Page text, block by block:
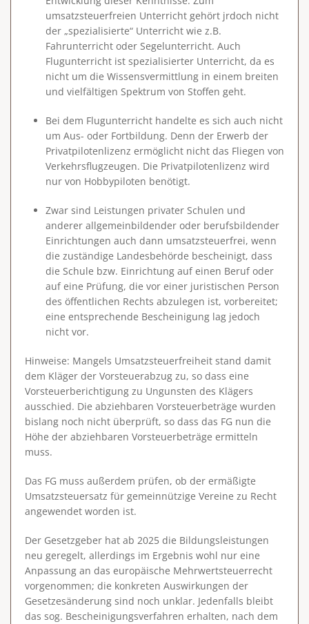
umsatzsteuerfreien Unterricht gehört jrdoch nicht
der „spezialisierte“ Unterricht wie z.B.
Fahrunterricht oder Segelunterricht. Auch
Flugunterricht ist spezialisierter Unterricht, da es
nicht um die Wissensvermittlung in einem breiten
und vielfältigen Spektrum von Stoffen geht.
Bei dem Flugunterricht handelte es sich auch nicht
um Aus- oder Fortbildung. Denn der Erwerb der
Privatpilotenlizenz ermöglicht nicht das Fliegen von
Verkehrsflugzeugen. Die Privatpilotenlizenz wird
nur von Hobbypiloten benötigt.
Zwar sind Leistungen privater Schulen und
anderer allgemeinbildender oder berufsbildender
Einrichtungen auch dann umsatzsteuerfrei, wenn
die zuständige Landesbehörde bescheinigt, dass
die Schule bzw. Einrichtung auf einen Beruf oder
auf eine Prüfung, die vor einer juristischen Person
des öffentlichen Rechts abzulegen ist, vorbereitet;
eine entsprechende Bescheinigung lag jedoch
nicht vor.
Hinweise: Mangels Umsatzsteuerfreiheit stand damit
dem Kläger der Vorsteuerabzug zu, so dass eine
Vorsteuerberichtigung zu Ungunsten des Klägers
ausschied. Die abziehbaren Vorsteuerbeträge wurden
bislang noch nicht überprüft, so dass das FG nun die
Höhe der abziehbaren Vorsteuerbeträge ermitteln
muss.
Das FG muss außerdem prüfen, ob der ermäßigte
Umsatzsteuersatz für gemeinnützige Vereine zu Recht
angewendet worden ist.
Der Gesetzgeber hat ab 2025 die Bildungsleistungen
neu geregelt, allerdings im Ergebnis wohl nur eine
Anpassung an das europäische Mehrwertsteuerrecht
vorgenommen; die konkreten Auswirkungen der
Gesetzesänderung sind noch unklar. Jedenfalls bleibt
das sog. Bescheinigungsverfahren erhalten, nach dem